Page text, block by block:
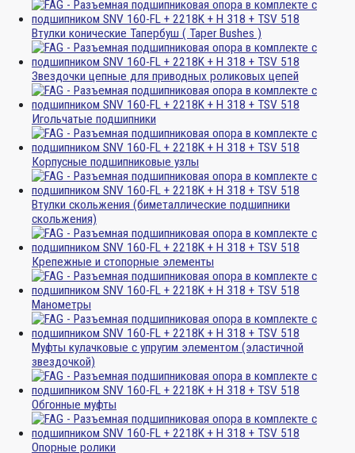
Втулки конические Тапербуш ( Taper Bushes )
Звездочки цепные для приводных роликовых цепей
Игольчатые подшипники
Корпусные подшипниковые узлы
Втулки скольжения (биметаллические подшипники
скольжения)
Крепежные и стопорные элементы
Манометры
Муфты кулачковые с упругим элементом (эластичной
звездочкой)
Обгонные муфты
Опорные ролики